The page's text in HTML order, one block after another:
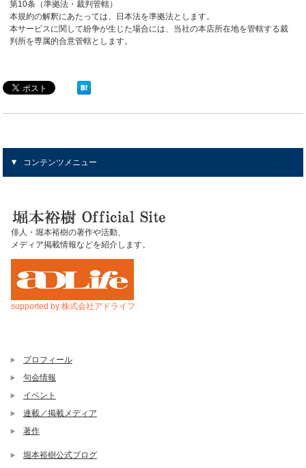
第10条（準拠法・裁判管轄）
本規約の解釈にあたっては、日本法を準拠法とします。
本サービスに関して紛争が生じた場合には、当社の本店所在地を管轄する裁
判所を専属的合意管轄とします。
コンテンツメニュー
俳人・堀本裕樹の著作や活動、
メディア掲載情報などを紹介します。
supported by 株式会社アドライフ
プロフィール
句会情報
イベント
連載／掲載メディア
著作
堀本裕樹公式ブログ